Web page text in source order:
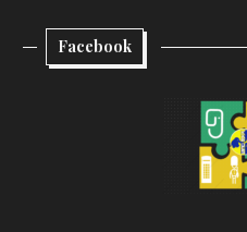
Facebook